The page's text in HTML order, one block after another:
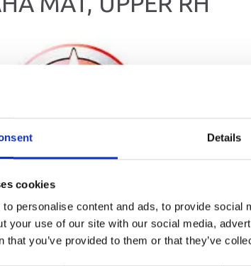
Details
cookies
personalise content and ads, to provide
your use of our site with our social media,
that you’ve provided to them or that they’ve